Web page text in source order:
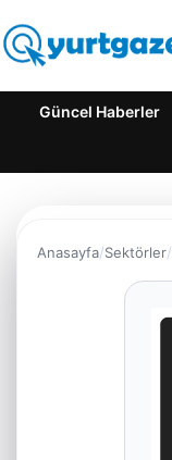
Güncel Haberler
Anasayfa Sektörler